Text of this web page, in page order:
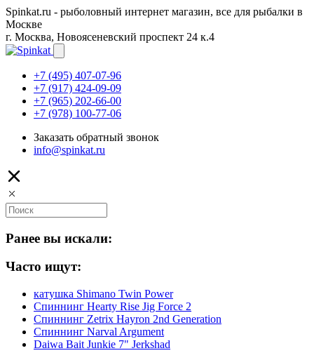
Spinkat.ru - рыболовный интернет магазин, все для рыбалки в
Москве
г. Москва, Новоясеневский проспект 24 к.4
+7 (495) 407-07-96
+7 (917) 424-09-09
+7 (965) 202-66-00
+7 (978) 100-77-06
Заказать обратный звонок
info@spinkat.ru
Ранее вы искали:
Часто ищут:
катушка Shimano Twin Power
Спиннинг Hearty Rise Jig Force 2
Спиннинг Zetrix Hayron 2nd Generation
Спиннинг Narval Argument
Daiwa Bait Junkie 7" Jerkshad